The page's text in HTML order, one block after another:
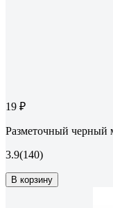
19 ₽
Разметочный черный
3.9(140)
В корзину